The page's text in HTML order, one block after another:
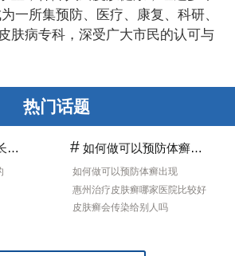
一所集预防、医疗、康复、科研、
肤病专科，深受广大市民的认可与
热门话题
# 如何做可以预防体癣出现
如何做可以预防体癣出现
惠州治疗皮肤癣哪家医院比较好
皮肤癣会传染给别人吗